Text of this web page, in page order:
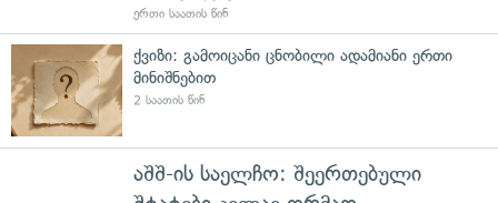
ერთი საათის წინ
ქვიზი: გამოიცანი ცნობილი ადამიანი ერთი
მინიშნებით
2 საათის წინ
აშშ-ის საელჩო: შეერთებული